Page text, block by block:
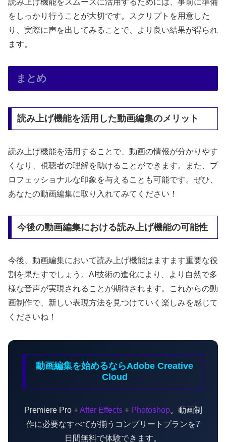
読み上げ機能をスムーズに活用するためには、事前に準備
をしっかり行うことが大切です。スクリプトを用意した
り、実際に声を出してみることで、より良い結果が得られ
ます。
まとめ
読み上げ機能を活用した動画編集のメリット
読み上げ機能を活用することで、動画の情報が分かりやす
くなり、視聴者の理解を助けることができます。また、プ
ロフェッショナルな印象を与えることも可能です。ぜひ、
あなたの動画編集に取り入れてみてください！
今後の動画編集における読み上げ機能の可能性
今後、動画編集において読み上げ機能はますます重要な役
割を果たすでしょう。AI技術の進化により、より自然で多
様な音声が実現されることが期待されます。これからの動
画制作で、新しい表現方法を見つけていく楽しみを感じて
くださいね！
動画編集を始めるならAdobe Creative
Cloud
Premiere Pro +After Effects+ Photoshop。動画制
作に必要なすべてが揃うコンプリートプランを7
日間無料で体験できます。